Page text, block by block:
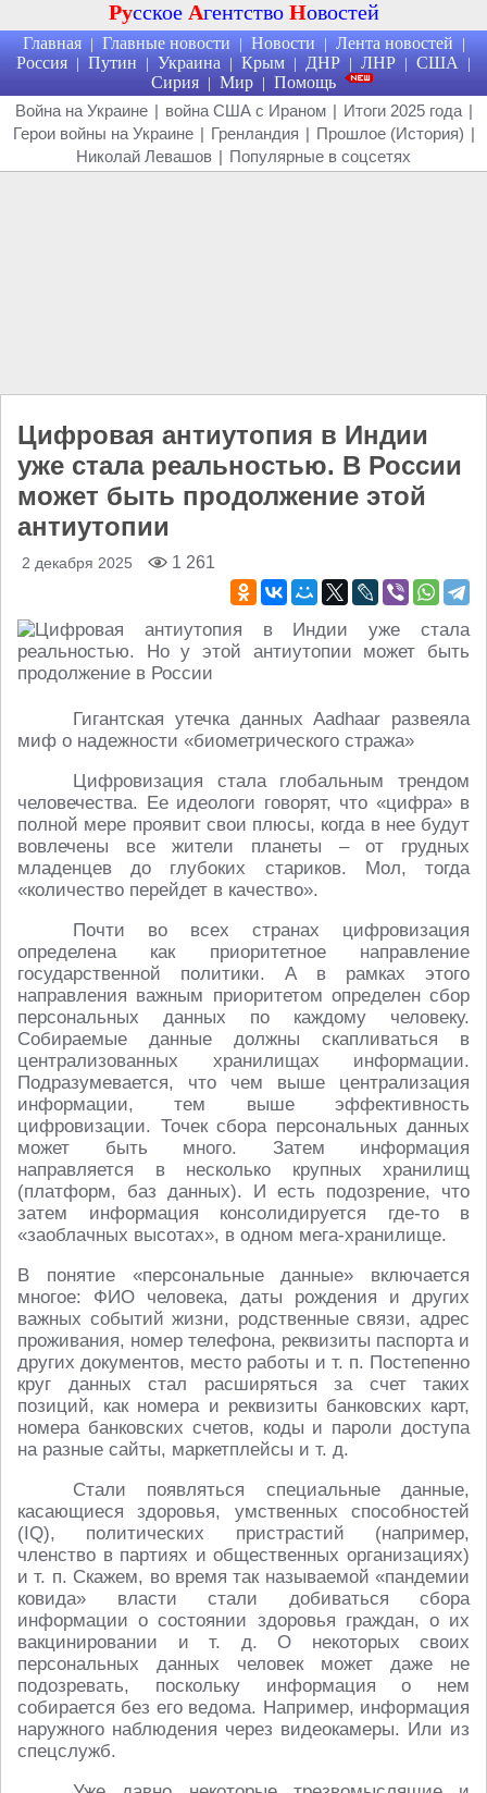
Русское Агентство Новостей
Главная | Главные новости | Новости | Лента новостей |
Россия | Путин | Украина | Крым | ДНР | ЛНР | США |
Сирия | Мир | Помощь
Война на Украине | война США с Ираном | Итоги 2025 года |
Герои войны на Украине | Гренландия | Прошлое (История) |
Николай Левашов | Популярные в соцсетях
Цифровая антиутопия в Индии
уже стала реальностью. В России
может быть продолжение этой
антиутопии
2 декабря 2025 1 261
Гигантская утечка данных Aadhaar развеяла
миф о надежности «биометрического стража»
Цифровизация стала глобальным трендом
человечества. Ее идеологи говорят, что «цифра» в
полной мере проявит свои плюсы, когда в нее будут
вовлечены все жители планеты – от грудных
младенцев до глубоких стариков. Мол, тогда
«количество перейдет в качество».
Почти во всех странах цифровизация
определена как приоритетное направление
государственной политики. А в рамках этого
направления важным приоритетом определен сбор
персональных данных по каждому человеку.
Собираемые данные должны скапливаться в
централизованных хранилищах информации.
Подразумевается, что чем выше централизация
информации, тем выше эффективность
цифровизации. Точек сбора персональных данных
может быть много. Затем информация
направляется в несколько крупных хранилищ
(платформ, баз данных). И есть подозрение, что
затем информация консолидируется где-то в
«заоблачных высотах», в одном мега-хранилище.
В понятие «персональные данные» включается
многое: ФИО человека, даты рождения и других
важных событий жизни, родственные связи, адрес
проживания, номер телефона, реквизиты паспорта и
других документов, место работы и т. п. Постепенно
круг данных стал расширяться за счет таких
позиций, как номера и реквизиты банковских карт,
номера банковских счетов, коды и пароли доступа
на разные сайты, маркетплейсы и т. д.
Стали появляться специальные данные,
касающиеся здоровья, умственных способностей
(IQ), политических пристрастий (например,
членство в партиях и общественных организациях)
и т. п. Скажем, во время так называемой «пандемии
ковида» власти стали добиваться сбора
информации о состоянии здоровья граждан, о их
вакцинировании и т. д. О некоторых своих
персональных данных человек может даже не
подозревать, поскольку информация о нем
собирается без его ведома. Например, информация
наружного наблюдения через видеокамеры. Или из
спецслужб.